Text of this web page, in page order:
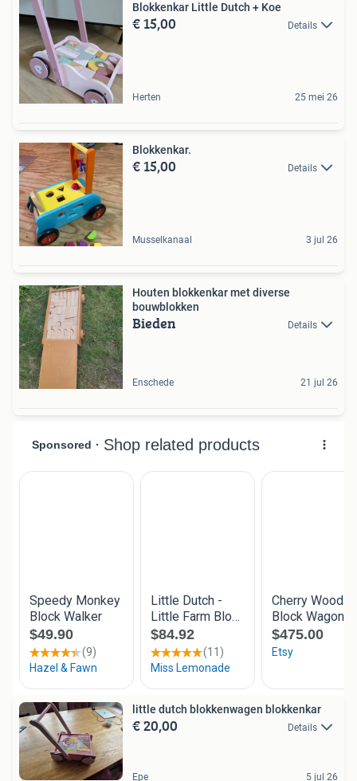
Blokkenkar Little Dutch + Koe
€ 15,00 Details
Herten 25 mei 26
Blokkenkar.
€ 15,00 Details
Musselkanaal 3 jul 26
Houten blokkenkar met diverse
bouwblokken
Bieden Details
Enschede 21 jul 26
little dutch blokkenwagen blokkenkar
€ 20,00 Details
Epe 5 jul 26